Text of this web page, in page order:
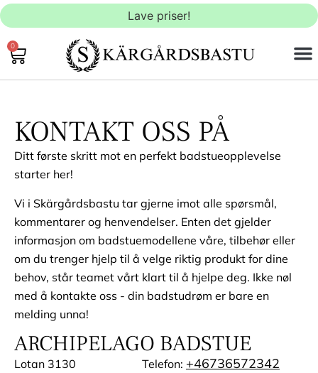
Lave priser!
0
KONTAKT OSS PÅ
Ditt første skritt mot en perfekt badstueopplevelse
starter her!
Vi i Skärgårdsbastu tar gjerne imot alle spørsmål,
kommentarer og henvendelser. Enten det gjelder
informasjon om badstuemodellene våre, tilbehør eller
om du trenger hjelp til å velge riktig produkt for dine
behov, står teamet vårt klart til å hjelpe deg. Ikke nøl
med å kontakte oss - din badstudrøm er bare en
melding unna!
ARCHIPELAGO BADSTUE
Lotan 3130
Telefon: +46736572342